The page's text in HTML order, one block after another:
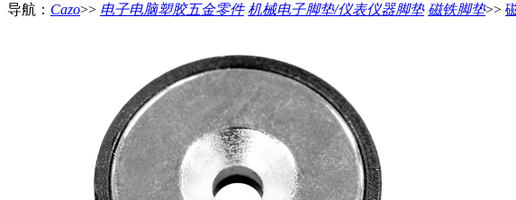
导航： Cazo>> 电子电脑塑胶五金零件 机械电子脚垫/仪表仪器脚垫 磁铁脚垫>>